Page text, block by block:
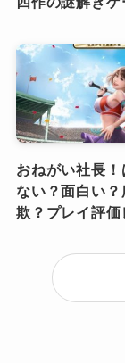
おねがい社長！
ない？面白い？
欺？プレイ評価